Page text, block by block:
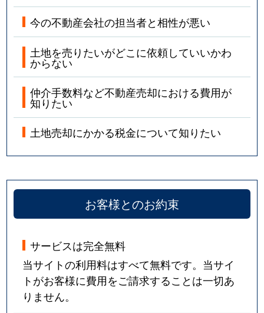
今の不動産会社の担当者と相性が悪い
土地を売りたいがどこに依頼していいかわ
からない
仲介手数料など不動産売却における費用が
知りたい
土地売却にかかる税金について知りたい
お客様とのお約束
サービスは完全無料
当サイトの利用料はすべて無料です。当サイ
トがお客様に費用をご請求することは一切あ
りません。